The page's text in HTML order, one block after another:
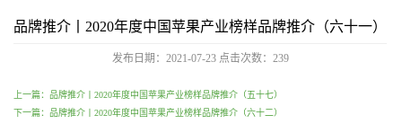
品牌推介丨2020年度中国苹果产业榜样品牌推介（六十一）
发布日期：2021-07-23 点击次数： 239
上一篇：品牌推介丨2020年度中国苹果产业榜样品牌推介（五十七）
下一篇：品牌推介丨2020年度中国苹果产业榜样品牌推介（六十二）